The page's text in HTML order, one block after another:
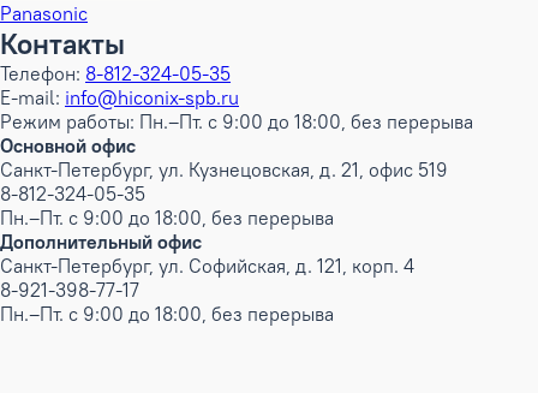
Panasonic
Контакты
Телефон: 8-812-324-05-35
E-mail: info@hiconix-spb.ru
Режим работы: Пн.–Пт. с 9:00 до 18:00, без перерыва
Основной офис
Санкт-Петербург, ул. Кузнецовская, д. 21, офис 519
8-812-324-05-35
Пн.–Пт. с 9:00 до 18:00, без перерыва
Дополнительный офис
Санкт-Петербург, ул. Софийская, д. 121, корп. 4
8-921-398-77-17
Пн.–Пт. с 9:00 до 18:00, без перерыва